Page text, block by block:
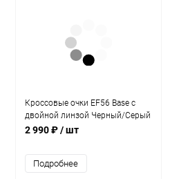
Кроссовые очки EF56 Base с
двойной линзой Черный/Серый
2 990 ₽/ шт
Подробнее